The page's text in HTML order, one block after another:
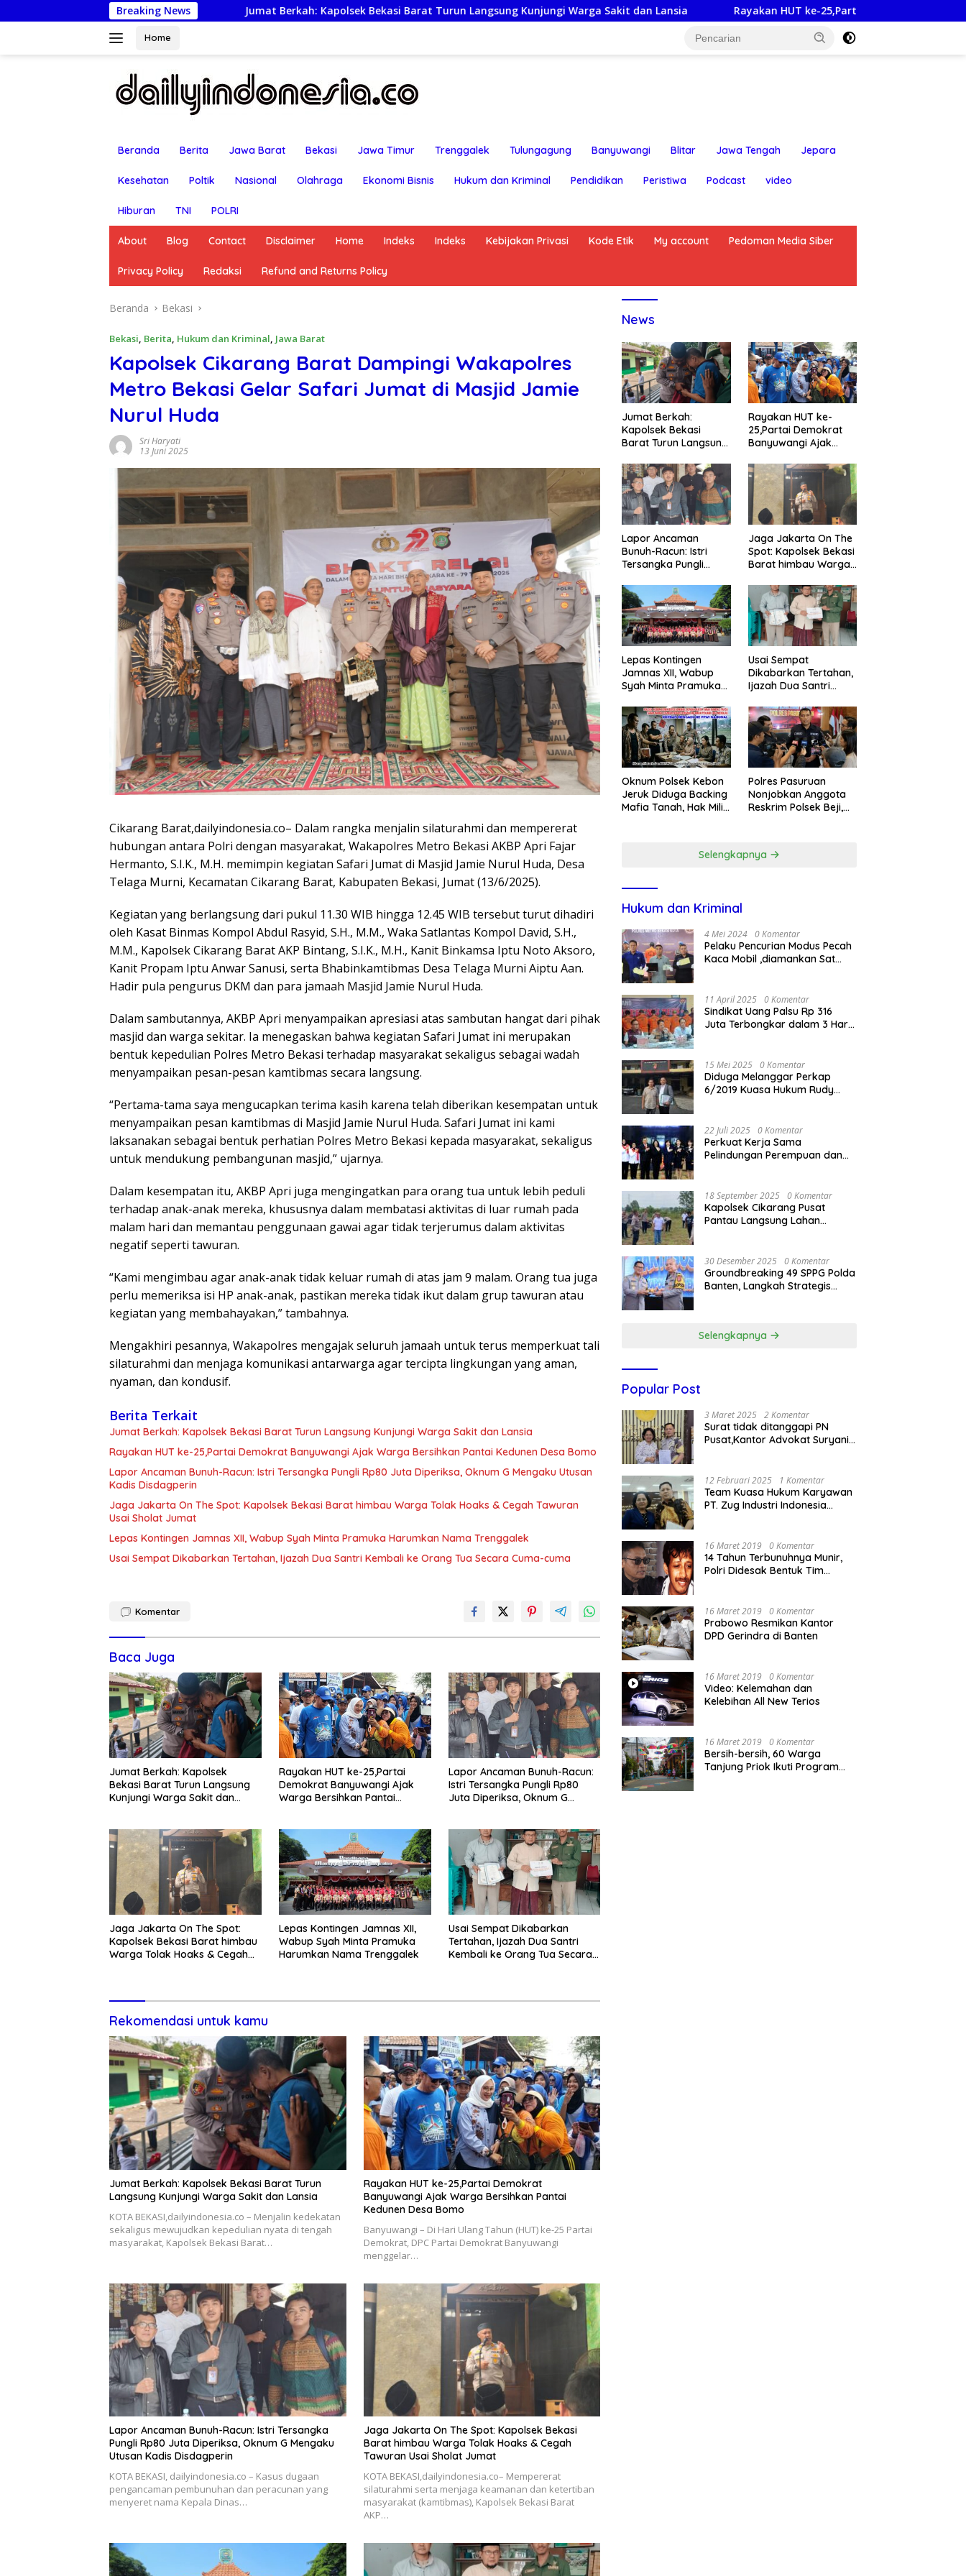
ke
Breaking News
Jumat Berkah: Kapolsek Bekasi Barat Turun Langsung Kunjungi Warga Sakit dan Lansia Rayakan HUT ke-25,Partai Demokrat Banyuwangi Ajak Warga
Home
Beranda Berita Jawa Barat Bekasi Jawa Timur Trenggalek Tulungagung Banyuwangi Blitar Jawa Tengah Jepara
Kesehatan Poltik Nasional Olahraga Ekonomi Bisnis Hukum dan Kriminal Pendidikan Peristiwa Podcast video
Hiburan TNI POLRI
About Blog Contact Disclaimer Home Indeks Indeks Kebijakan Privasi Kode Etik My account Pedoman Media Siber
Privacy Policy Redaksi Refund and Returns Policy
Beranda Bekasi
Bekasi, Berita, Hukum dan Kriminal, Jawa Barat
Kapolsek Cikarang Barat Dampingi Wakapolres
Metro Bekasi Gelar Safari Jumat di Masjid Jamie
Nurul Huda
Sri Haryati
13 Juni 2025
Cikarang Barat,dailyindonesia.co– Dalam rangka menjalin silaturahmi dan mempererat
hubungan antara Polri dengan masyarakat, Wakapolres Metro Bekasi AKBP Apri Fajar
Hermanto, S.I.K., M.H. memimpin kegiatan Safari Jumat di Masjid Jamie Nurul Huda, Desa
Telaga Murni, Kecamatan Cikarang Barat, Kabupaten Bekasi, Jumat (13/6/2025).
Kegiatan yang berlangsung dari pukul 11.30 WIB hingga 12.45 WIB tersebut turut dihadiri
oleh Kasat Binmas Kompol Abdul Rasyid, S.H., M.M., Waka Satlantas Kompol David, S.H.,
M.M., Kapolsek Cikarang Barat AKP Bintang, S.I.K., M.H., Kanit Binkamsa Iptu Noto Aksoro,
Kanit Propam Iptu Anwar Sanusi, serta Bhabinkamtibmas Desa Telaga Murni Aiptu Aan.
Hadir pula pengurus DKM dan para jamaah Masjid Jamie Nurul Huda.
Dalam sambutannya, AKBP Apri menyampaikan apresiasi atas sambutan hangat dari pihak
masjid dan warga sekitar. Ia menegaskan bahwa kegiatan Safari Jumat ini merupakan
bentuk kepedulian Polres Metro Bekasi terhadap masyarakat sekaligus sebagai wadah
menyampaikan pesan-pesan kamtibmas secara langsung.
“Pertama-tama saya mengucapkan terima kasih karena telah diberikan kesempatan untuk
menyampaikan pesan kamtibmas di Masjid Jamie Nurul Huda. Safari Jumat ini kami
laksanakan sebagai bentuk perhatian Polres Metro Bekasi kepada masyarakat, sekaligus
untuk mendukung pembangunan masjid,” ujarnya.
Dalam kesempatan itu, AKBP Apri juga mengingatkan para orang tua untuk lebih peduli
terhadap anak-anak mereka, khususnya dalam membatasi aktivitas di luar rumah pada
malam hari dan memantau penggunaan gawai agar tidak terjerumus dalam aktivitas
negatif seperti tawuran.
“Kami mengimbau agar anak-anak tidak keluar rumah di atas jam 9 malam. Orang tua juga
perlu memeriksa isi HP anak-anak, pastikan mereka tidak ikut dalam grup tawuran atau
kegiatan yang membahayakan,” tambahnya.
Mengakhiri pesannya, Wakapolres mengajak seluruh jamaah untuk terus memperkuat tali
silaturahmi dan menjaga komunikasi antarwarga agar tercipta lingkungan yang aman,
nyaman, dan kondusif.
Berita Terkait
Jumat Berkah: Kapolsek Bekasi Barat Turun Langsung Kunjungi Warga Sakit dan Lansia
Rayakan HUT ke-25,Partai Demokrat Banyuwangi Ajak Warga Bersihkan Pantai Kedunen Desa Bomo
Lapor Ancaman Bunuh-Racun: Istri Tersangka Pungli Rp80 Juta Diperiksa, Oknum G Mengaku Utusan
Kadis Disdagperin
Jaga Jakarta On The Spot: Kapolsek Bekasi Barat himbau Warga Tolak Hoaks & Cegah Tawuran
Usai Sholat Jumat
Lepas Kontingen Jamnas XII, Wabup Syah Minta Pramuka Harumkan Nama Trenggalek
Usai Sempat Dikabarkan Tertahan, Ijazah Dua Santri Kembali ke Orang Tua Secara Cuma-cuma
Komentar
Baca Juga
Jumat Berkah: Kapolsek
Bekasi Barat Turun Langsung
Kunjungi Warga Sakit dan
Rayakan HUT ke-25,Partai
Demokrat Banyuwangi Ajak
Warga Bersihkan Pantai
Lapor Ancaman Bunuh-Racun:
Istri Tersangka Pungli Rp80
Juta Diperiksa, Oknum G
Jaga Jakarta On The Spot:
Kapolsek Bekasi Barat himbau
Warga Tolak Hoaks & Cegah
Lepas Kontingen Jamnas XII,
Wabup Syah Minta Pramuka
Harumkan Nama Trenggalek
Usai Sempat Dikabarkan
Tertahan, Ijazah Dua Santri
Kembali ke Orang Tua Secara
Rekomendasi untuk kamu
Jumat Berkah: Kapolsek Bekasi Barat Turun
Langsung Kunjungi Warga Sakit dan Lansia
KOTA BEKASI,dailyindonesia.co – Menjalin kedekatan
sekaligus mewujudkan kepedulian nyata di tengah
masyarakat, Kapolsek Bekasi Barat…
Rayakan HUT ke-25,Partai Demokrat
Banyuwangi Ajak Warga Bersihkan Pantai
Kedunen Desa Bomo
Banyuwangi – Di Hari Ulang Tahun (HUT) ke-25 Partai
Demokrat, DPC Partai Demokrat Banyuwangi
menggelar…
Lapor Ancaman Bunuh-Racun: Istri Tersangka
Pungli Rp80 Juta Diperiksa, Oknum G Mengaku
Utusan Kadis Disdagperin
KOTA BEKASI, dailyindonesia.co – Kasus dugaan
pengancaman pembunuhan dan peracunan yang
menyeret nama Kepala Dinas…
Jaga Jakarta On The Spot: Kapolsek Bekasi
Barat himbau Warga Tolak Hoaks & Cegah
Tawuran Usai Sholat Jumat
KOTA BEKASI,dailyindonesia.co– Mempererat
silaturahmi serta menjaga keamanan dan ketertiban
masyarakat (kamtibmas), Kapolsek Bekasi Barat
AKP…
News
Jumat Berkah:
Kapolsek Bekasi
Barat Turun Langsung
dan Lansia
Rayakan HUT ke-
25,Partai Demokrat
Banyuwangi Ajak
Pantai Kedunen Desa
Bomo
Lapor Ancaman
Bunuh-Racun: Istri
Tersangka Pungli
Oknum G Mengaku
Utusan Kadis
Disdagperin
Jaga Jakarta On The
Spot: Kapolsek Bekasi
Barat himbau Warga
Tawuran Usai Sholat
Jumat
Lepas Kontingen
Jamnas XII, Wabup
Syah Minta Pramuka
Trenggalek
Usai Sempat
Dikabarkan Tertahan,
Ijazah Dua Santri
Secara Cuma-cuma
Oknum Polsek Kebon
Jeruk Diduga Backing
Mafia Tanah, Hak Milik
Polres Pasuruan
Nonjobkan Anggota
Reskrim Polsek Beji,
Penganiayaan
Selengkapnya
Hukum dan Kriminal
4 Mei 2024 0 Komentar
Pelaku Pencurian Modus Pecah
Kaca Mobil ,diamankan Sat
11 April 2025 0 Komentar
Sindikat Uang Palsu Rp 316
Juta Terbongkar dalam 3 Hari,
15 Mei 2025 0 Komentar
Diduga Melanggar Perkap
6/2019 Kuasa Hukum Rudy
22 Juli 2025 0 Komentar
Perkuat Kerja Sama
Pelindungan Perempuan dan
nasional Korea Selatan
18 September 2025 0 Komentar
Kapolsek Cikarang Pusat
Pantau Langsung Lahan
30 Desember 2025 0 Komentar
Groundbreaking 49 SPPG Polda
Banten, Langkah Strategis
Selengkapnya
Popular Post
3 Maret 2025 2 Komentar
Surat tidak ditanggapi PN
Pusat,Kantor Advokat Suryani
Agung RI
12 Februari 2025 1 Komentar
Team Kuasa Hukum Karyawan
PT. Zug Industri Indonesia
Karyawan di Pengadilan Negeri
Jakarta Pusat
16 Maret 2019 0 Komentar
14 Tahun Terbunuhnya Munir,
Polri Didesak Bentuk Tim
16 Maret 2019 0 Komentar
Prabowo Resmikan Kantor
DPD Gerindra di Banten
16 Maret 2019 0 Komentar
Video: Kelemahan dan
Kelebihan All New Terios
16 Maret 2019 0 Komentar
Bersih-bersih, 60 Warga
Tanjung Priok Ikuti Program